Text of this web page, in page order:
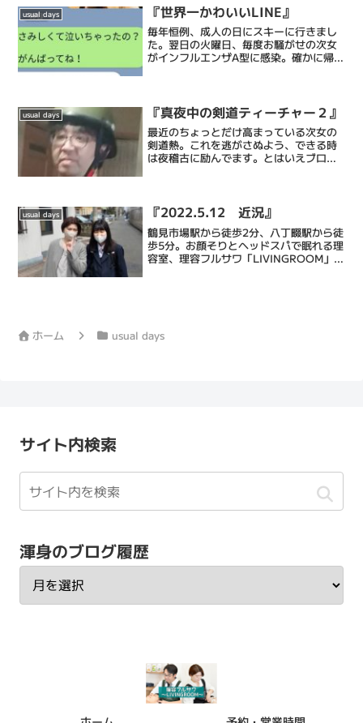
スパ、等で癒...
usual days 『世界一かわいいLINE』
毎年恒例、成人の日にスキーに行きまし
た。翌日の火曜日、毎度お騒がせの次女
がインフルエンザA型に感染。確かに帰り
された生活を送ってます...
usual days 『真夜中の剣道ティーチャー２』
最近のちょっとだけ高まっている次女の
剣道熱。これを逃がさぬよう、できる時
は夜稽古に励んでます。とはいえブログ
で繋げていく連続技です。...
usual days 『2022.5.12 近況』
鶴見市場駅から徒歩2分、八丁畷駅から徒
歩5分。お顔そりとヘッドスパで眠れる理
容室、理容フルサワ「LIVINGROOM」室
ホーム
usual days
サイト内検索
渾身のブログ履歴